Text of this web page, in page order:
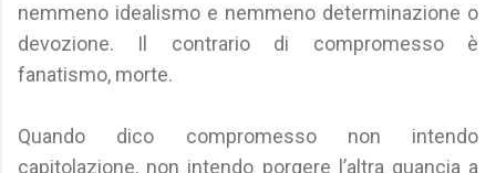
nemmeno idealismo e nemmeno determinazione o
devozione. Il contrario di compromesso è
fanatismo, morte.
Quando dico compromesso non intendo
capitolazione, non intendo porgere l’altra guancia a